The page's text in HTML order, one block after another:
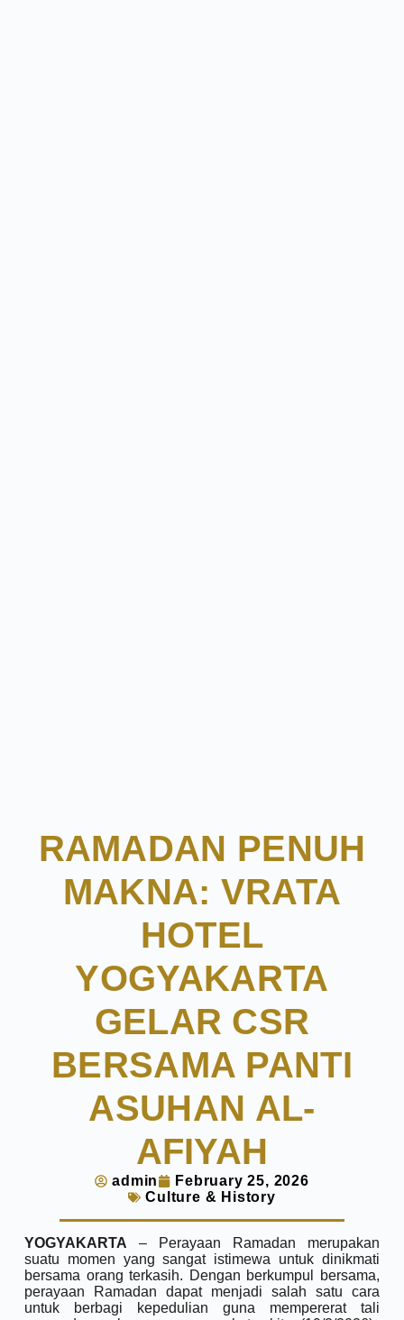
RAMADAN PENUH
MAKNA: VRATA
HOTEL
YOGYAKARTA
GELAR CSR
BERSAMA PANTI
ASUHAN AL-
AFIYAH
admin
February 25, 2026
Culture & History
YOGYAKARTA – Perayaan Ramadan merupakan
suatu momen yang sangat istimewa untuk dinikmati
bersama orang terkasih. Dengan berkumpul bersama,
perayaan Ramadan dapat menjadi salah satu cara
untuk berbagi kepedulian guna mempererat tali